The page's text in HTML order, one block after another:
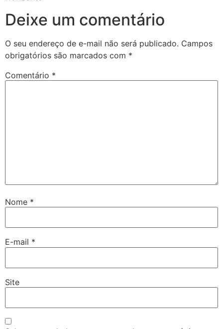
Deixe um comentário
O seu endereço de e-mail não será publicado. Campos
obrigatórios são marcados com *
Comentário *
Nome *
E-mail *
Site